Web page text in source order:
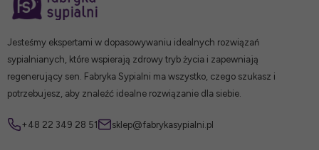
Jesteśmy ekspertami w dopasowywaniu idealnych rozwiązań
sypialnianych, które wspierają zdrowy tryb życia i zapewniają
regenerujący sen. Fabryka Sypialni ma wszystko, czego szukasz i
potrzebujesz, aby znaleźć idealne rozwiązanie dla siebie.
+48 22 349 28 51 sklep@fabrykasypialni.pl